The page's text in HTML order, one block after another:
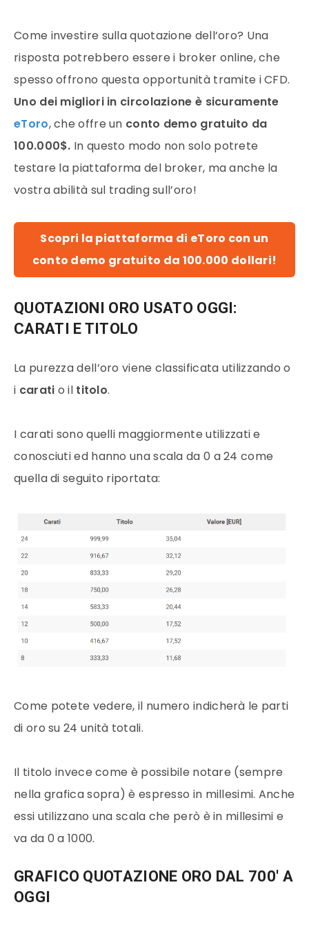
Come investire sulla quotazione dell’oro? Una
risposta potrebbero essere i broker online, che
spesso offrono questa opportunità tramite i CFD.
Uno dei migliori in circolazione è sicuramente
eToro, che offre un conto demo gratuito da
100.000$. In questo modo non solo potrete
testare la piattaforma del broker, ma anche la
vostra abilità sul trading sull’oro!
Scopri la piattaforma di eToro con un
conto demo gratuito da 100.000 dollari!
QUOTAZIONI ORO USATO OGGI:
CARATI E TITOLO
La purezza dell’oro viene classificata utilizzando o
i carati o il titolo.
I carati sono quelli maggiormente utilizzati e
conosciuti ed hanno una scala da 0 a 24 come
quella di seguito riportata:
Come potete vedere, il numero indicherà le parti
di oro su 24 unità totali.
Il titolo invece come è possibile notare (sempre
nella grafica sopra) è espresso in millesimi. Anche
essi utilizzano una scala che però è in millesimi e
va da 0 a 1000.
GRAFICO QUOTAZIONE ORO DAL 700′ A
OGGI